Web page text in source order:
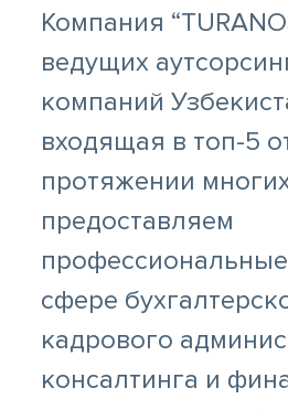
Компания
ведущих
компаний
входящая в топ-5
протяжении
предоставляем
профессиональные
сфере
кадрового
консалтинга и